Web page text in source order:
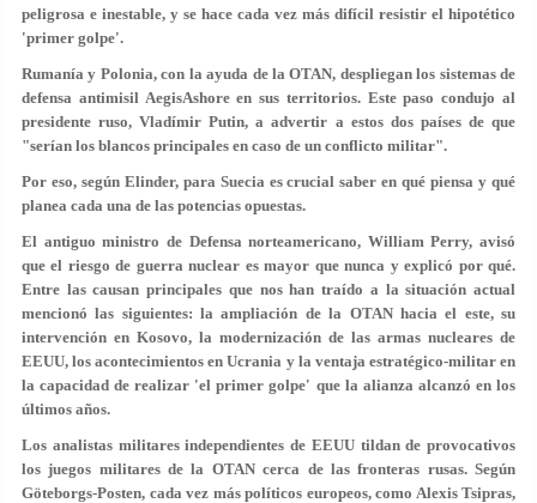
peligrosa e inestable, y se hace cada vez más difícil resistir el hipotético
'primer golpe'.
Rumanía y Polonia, con la ayuda de la OTAN, despliegan los sistemas de
defensa antimisil AegisAshore en sus territorios. Este paso condujo al
presidente ruso, Vladímir Putin, a advertir a estos dos países de que
"serían los blancos principales en caso de un conflicto militar".
Por eso, según Elinder, para Suecia es crucial saber en qué piensa y qué
planea cada una de las potencias opuestas.
El antiguo ministro de Defensa norteamericano, William Perry, avisó
que el riesgo de guerra nuclear es mayor que nunca y explicó por qué.
Entre las causan principales que nos han traído a la situación actual
mencionó las siguientes: la ampliación de la OTAN hacia el este, su
intervención en Kosovo, la modernización de las armas nucleares de
EEUU, los acontecimientos en Ucrania y la ventaja estratégico-militar en
la capacidad de realizar 'el primer golpe' que la alianza alcanzó en los
últimos años.
Los analistas militares independientes de EEUU tildan de provocativos
los juegos militares de la OTAN cerca de las fronteras rusas. Según
Göteborgs-Posten, cada vez más políticos europeos, como Alexis Tsipras,